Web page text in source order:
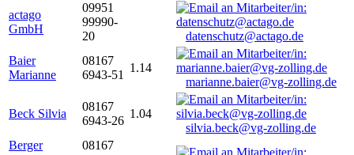
actago
GmbH
09951
99990-
20
datenschutz@actago.de
Baier
Marianne
08167
6943-51
1.14
marianne.baier@vg-zolling.de
Beck Silvia
08167
6943-26
1.04
silvia.beck@vg-zolling.de
Berger
08167